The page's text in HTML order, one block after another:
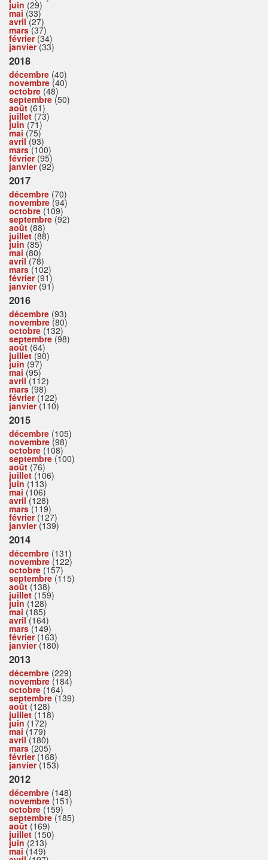
juin (29)
mai (33)
avril(27)
mars(37)
février(34)
janvier(33)
2018
décembre (40)
novembre (40)
octobre (48)
septembre (50)
août (61)
juillet(73)
juin (71)
mai (75)
avril(93)
mars(100)
février(95)
janvier(92)
2017
décembre (70)
novembre (94)
octobre (109)
septembre (92)
août (88)
juillet(88)
juin (85)
mai (80)
avril(78)
mars(102)
février(91)
janvier(91)
2016
décembre (93)
novembre (80)
octobre (132)
septembre (98)
août (64)
juillet(90)
juin (97)
mai (95)
avril(112)
mars(98)
février(122)
janvier(110)
2015
décembre (105)
novembre (98)
octobre (108)
septembre (100)
août (76)
juillet(106)
juin (113)
mai (106)
avril(128)
mars(119)
février(127)
janvier(139)
2014
décembre (131)
novembre (122)
octobre (157)
septembre (115)
août (138)
juillet(159)
juin (128)
mai (185)
avril(164)
mars(149)
février(163)
janvier(180)
2013
décembre (229)
novembre (184)
octobre (164)
septembre (139)
août (128)
juillet(118)
juin (172)
mai (179)
avril(180)
mars(205)
février(168)
janvier(153)
2012
décembre (148)
novembre (151)
octobre (159)
septembre (185)
août (169)
juillet(150)
juin (213)
mai (149)